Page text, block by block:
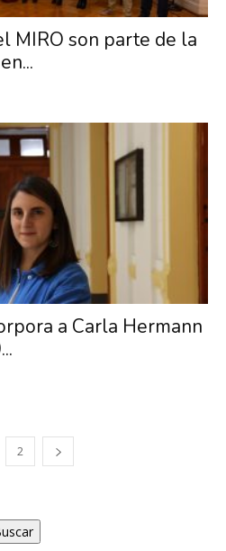
MIRO son parte de la
a Carla Hermann
2